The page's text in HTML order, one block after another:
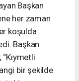
Başkan
her zaman
koşulda
Başkan
“Kıymetli
bir şekilde